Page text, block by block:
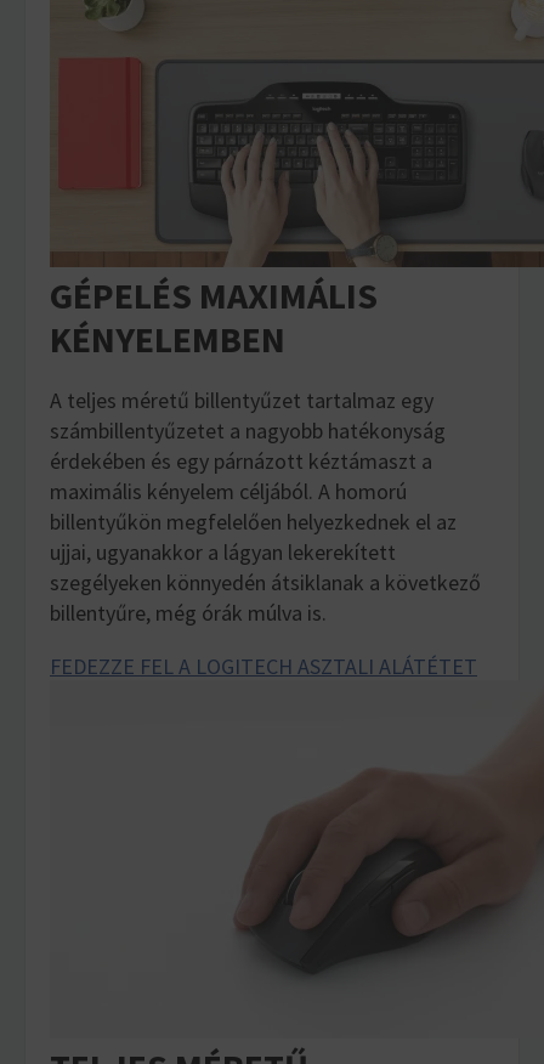
GÉPELÉS MAXIMÁLIS
KÉNYELEMBEN
A teljes méretű billentyűzet tartalmaz egy
számbillentyűzetet a nagyobb hatékonyság
érdekében és egy párnázott kéztámaszt a
maximális kényelem céljából. A homorú
billentyűkön megfelelően helyezkednek el az
ujjai, ugyanakkor a lágyan lekerekített
szegélyeken könnyedén átsiklanak a következő
billentyűre, még órák múlva is.
FEDEZZE FEL A LOGITECH ASZTALI ALÁTÉTET